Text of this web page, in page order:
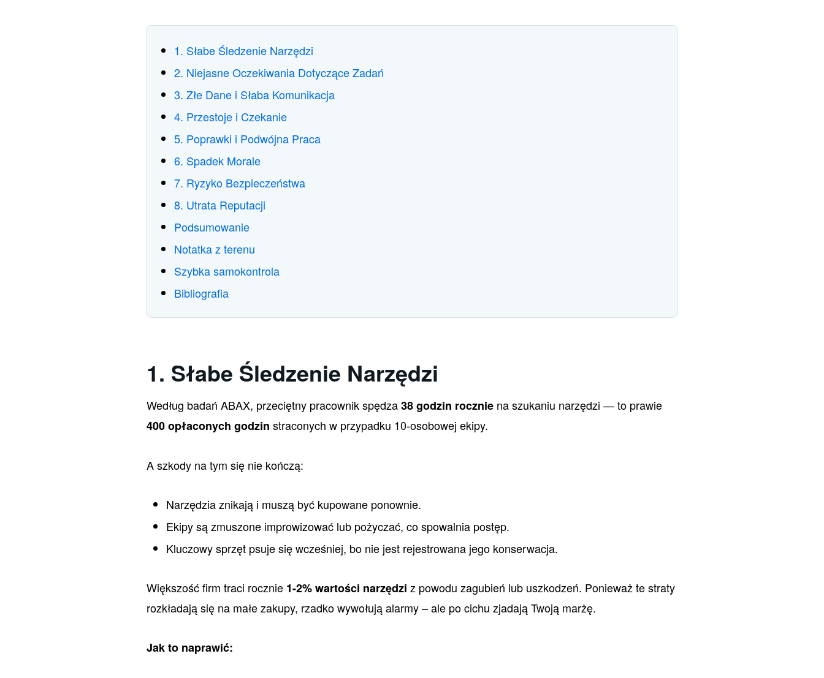
1. Słabe Śledzenie Narzędzi
2. Niejasne Oczekiwania Dotyczące Zadań
3. Złe Dane i Słaba Komunikacja
4. Przestoje i Czekanie
5. Poprawki i Podwójna Praca
6. Spadek Morale
7. Ryzyko Bezpieczeństwa
8. Utrata Reputacji
Podsumowanie
Notatka z terenu
Szybka samokontrola
Bibliografia
1. Słabe Śledzenie Narzędzi
Według badań ABAX, przeciętny pracownik spędza38 godzin rocznie na szukaniu narzędzi — to prawie
400 opłaconych godzin straconych w przypadku 10-osobowej ekipy.
A szkody na tym się nie kończą:
Narzędzia znikają i muszą być kupowane ponownie.
Ekipy są zmuszone improwizować lub pożyczać, co spowalnia postęp.
Kluczowy sprzęt psuje się wcześniej, bo nie jest rejestrowana jego konserwacja.
Większość firm traci rocznie 1-2% wartości narzędzi z powodu zagubień lub uszkodzeń. Ponieważ te straty
rozkładają się na małe zakupy, rzadko wywołują alarmy – ale po cichu zjadają Twoją marżę.
Jak to naprawić: